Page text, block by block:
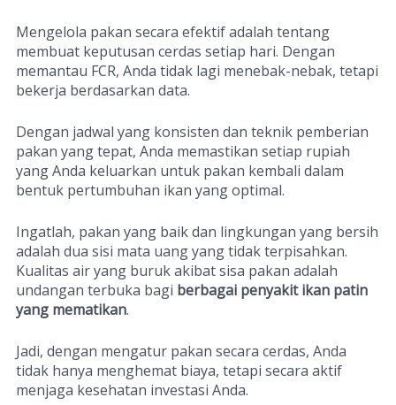
Mengelola pakan secara efektif adalah tentang
membuat keputusan cerdas setiap hari. Dengan
memantau FCR, Anda tidak lagi menebak-nebak, tetapi
bekerja berdasarkan data.
Dengan jadwal yang konsisten dan teknik pemberian
pakan yang tepat, Anda memastikan setiap rupiah
yang Anda keluarkan untuk pakan kembali dalam
bentuk pertumbuhan ikan yang optimal.
Ingatlah, pakan yang baik dan lingkungan yang bersih
adalah dua sisi mata uang yang tidak terpisahkan.
Kualitas air yang buruk akibat sisa pakan adalah
undangan terbuka bagi berbagai penyakit ikan patin
yang mematikan.
Jadi, dengan mengatur pakan secara cerdas, Anda
tidak hanya menghemat biaya, tetapi secara aktif
menjaga kesehatan investasi Anda.